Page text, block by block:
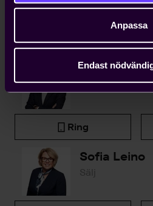
Anpassa
Endast
Kontakta oss
Björn
Chef
Ring
Sofia Leino
Sälj